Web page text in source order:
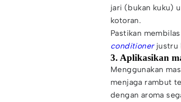
jari (bukan kuku)
kotoran.
Pastikan
conditioner justru
3. Aplikasikan
Menggunakan
menjaga rambut
dengan aroma